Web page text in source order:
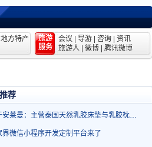
地方特产
旅游
服务
会议 导游 咨询
资讯
旅游人
微博 腾讯微博
荐
安莱曼：主营泰国天然乳胶床垫与乳胶枕…
界微信小程序开发定制平台来了